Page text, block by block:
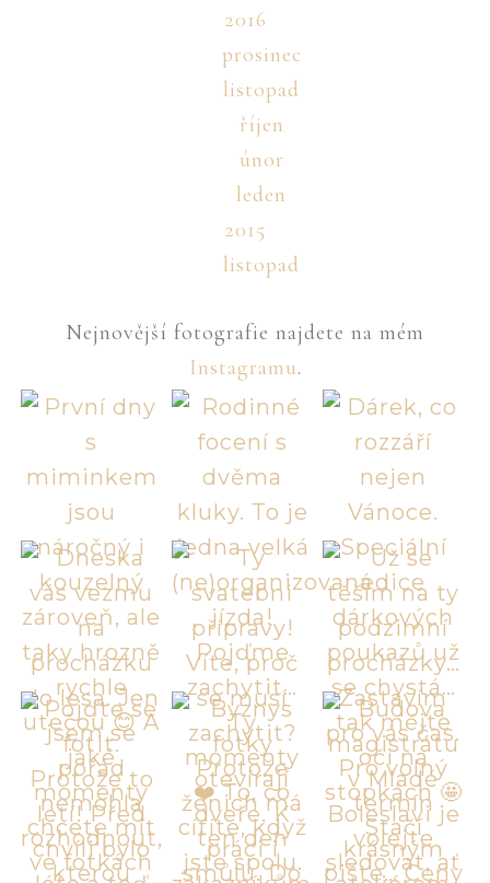
2016
prosinec
listopad
říjen
únor
leden
2015
listopad
Nejnovější fotografie najdete na mém
Instagramu.